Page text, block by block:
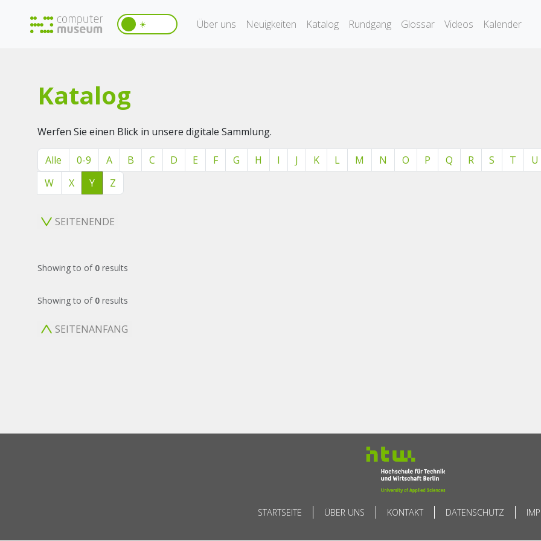
☀️ Über uns Neuigkeiten Katalog Rundgang Glossar Videos Kalender
Katalog
Werfen Sie einen Blick in unsere digitale Sammlung.
Alle 0-9 A B C D E F G H I J K L M N O P Q R S T U
W
X Y Z
SEITENENDE
Showingto of 0 results
Showingto of 0 results
SEITENANFANG
STARTSEITE ÜBER UNS KONTAKT DATENSCHUTZ